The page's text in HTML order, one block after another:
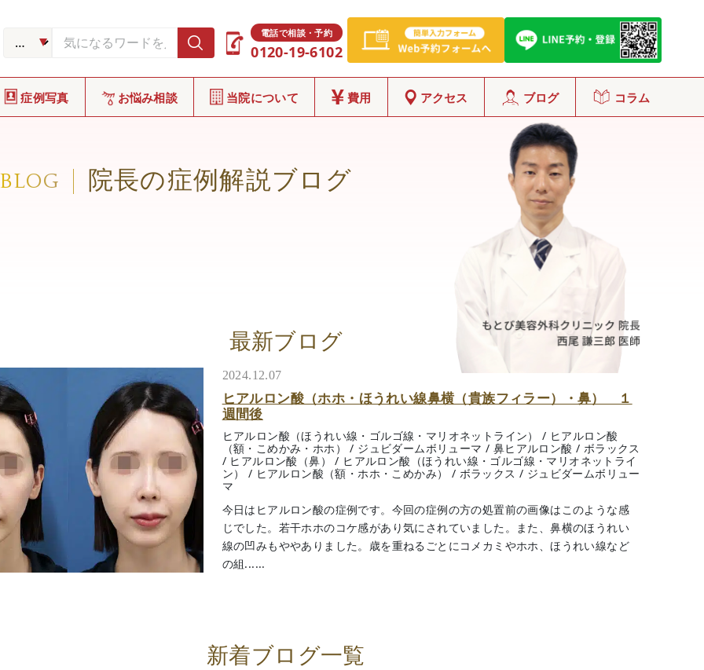
電話で相談・予約
0120-19-6102
症例写真 お悩み相談 当院について 費用 アクセス ブログ コラム
BLOG 院長の症例解説ブログ
最新ブログ
2024.12.07
ヒアルロン酸（ホホ・ほうれい線鼻横（貴族フィラー）・鼻） １
週間後
ヒアルロン酸（ほうれい線・ゴルゴ線・マリオネットライン） / ヒアルロン酸
（額・こめかみ・ホホ）
/ ジュビダームボリューマ / 鼻ヒアルロン酸 / ボラックス
/ ヒアルロン酸（鼻） / ヒアルロン酸（ほうれい線・ゴルゴ線・マリオネットライ
ン）
/ ヒアルロン酸（額・ホホ・こめかみ） / ボラックス / ジュビダームボリュー
マ
今日はヒアルロン酸の症例です。今回の症例の方の処置前の画像はこのような感
じでした。若干ホホのコケ感があり気にされていました。また、鼻横のほうれい
線の凹みもややありました。歳を重ねるごとにコメカミやホホ、ほうれい線など
の組......
新着ブログ一覧